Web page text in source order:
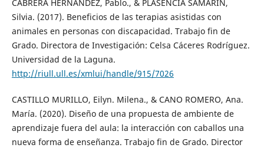
CABRERA HERNÁNDEZ, Pablo., & PLASENCIA SAMARÍN,
Silvia. (2017). Beneficios de las terapias asistidas con
animales en personas con discapacidad. Trabajo fin de
Grado. Directora de Investigación: Celsa Cáceres Rodríguez.
Universidad de la Laguna.
http://riull.ull.es/xmlui/handle/915/7026
CASTILLO MURILLO, Eilyn. Milena., & CANO ROMERO, Ana.
María. (2020). Diseño de una propuesta de ambiente de
aprendizaje fuera del aula: la interacción con caballos una
nueva forma de enseñanza. Trabajo fin de Grado. Director